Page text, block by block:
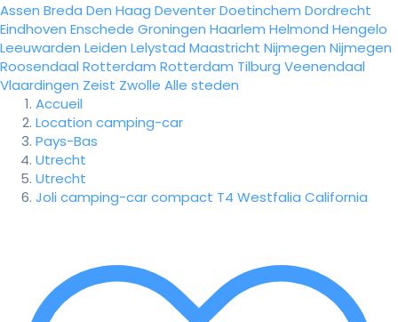
Assen Breda Den Haag DeventerDoetinchem Dordrecht
Eindhoven Enschede Groningen Haarlem Helmond Hengelo
Leeuwarden Leiden Lelystad Maastricht Nijmegen Nijmegen
Roosendaal Rotterdam Rotterdam Tilburg Veenendaal
Vlaardingen Zeist Zwolle Alle steden
Accueil
Location camping-car
Pays-Bas
Utrecht
Utrecht
Joli camping-car compact T4 Westfalia California